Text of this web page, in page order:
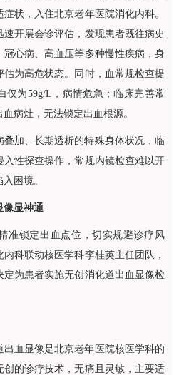
状，入住北京老年医院消化内科。
速开展会诊评估，发现患者既往病史
心病、高血压等多种慢性疾病，身
为高危状态。同时，血常规检查提
仅为59g/L，病情危急；临床完善常
病灶，无法锁定出血根源。
加、长期透析的特殊身体状况，临
入性探查操作，常规内镜检查难以开
困境。
像显神通
准锁定出血点位，切实规避诊疗风
内科联动核医学科李桂英主任团队，
为患者实施无创消化道出血显像检
出血显像是北京老年医院核医学科的
的诊疗技术，无痛且灵敏，主要适